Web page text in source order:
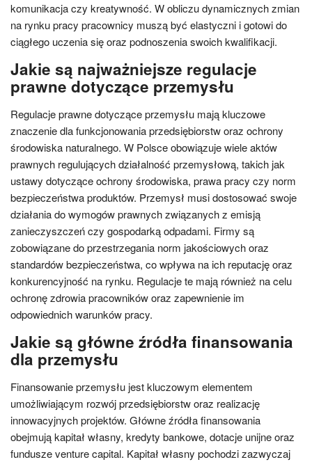
komunikacja czy kreatywność. W obliczu dynamicznych zmian
na rynku pracy pracownicy muszą być elastyczni i gotowi do
ciągłego uczenia się oraz podnoszenia swoich kwalifikacji.
Jakie są najważniejsze regulacje
prawne dotyczące przemysłu
Regulacje prawne dotyczące przemysłu mają kluczowe
znaczenie dla funkcjonowania przedsiębiorstw oraz ochrony
środowiska naturalnego. W Polsce obowiązuje wiele aktów
prawnych regulujących działalność przemysłową, takich jak
ustawy dotyczące ochrony środowiska, prawa pracy czy norm
bezpieczeństwa produktów. Przemysł musi dostosować swoje
działania do wymogów prawnych związanych z emisją
zanieczyszczeń czy gospodarką odpadami. Firmy są
zobowiązane do przestrzegania norm jakościowych oraz
standardów bezpieczeństwa, co wpływa na ich reputację oraz
konkurencyjność na rynku. Regulacje te mają również na celu
ochronę zdrowia pracowników oraz zapewnienie im
odpowiednich warunków pracy.
Jakie są główne źródła finansowania
dla przemysłu
Finansowanie przemysłu jest kluczowym elementem
umożliwiającym rozwój przedsiębiorstw oraz realizację
innowacyjnych projektów. Główne źródła finansowania
obejmują kapitał własny, kredyty bankowe, dotacje unijne oraz
fundusze venture capital. Kapitał własny pochodzi zazwyczaj